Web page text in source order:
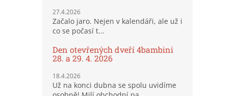
27.4.2026
Začalo jaro. Nejen v kalendáři, ale už i
co se počasí t...
Den otevřených dveří 4bambini
28. a 29. 4. 2026
18.4.2026
Už na konci dubna se spolu uvidíme